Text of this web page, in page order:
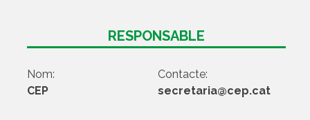
RESPONSABLE
Nom:
CEP
Contacte:
secretaria@cep.cat